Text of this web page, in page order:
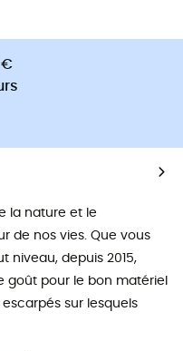
€
la nature et le
de nos vies. Que vous
niveau, depuis 2015,
goût pour le bon matériel
sur lesquels